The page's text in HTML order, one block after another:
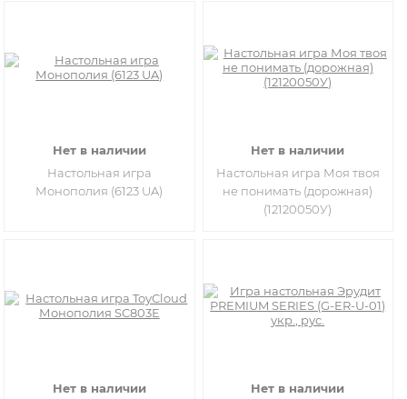
Нет в наличии
Настольная игра
Монополия (6123 UA)
Нет в наличии
Настольная игра Моя твоя
не понимать (дорожная)
(12120050У)
Нет в наличии
Нет в наличии